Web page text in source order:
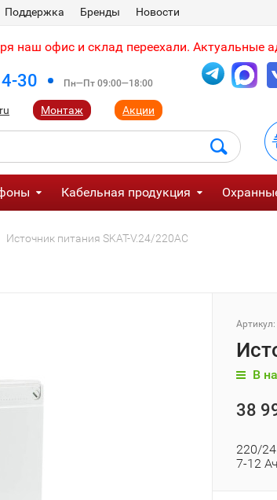
Поддержка Бренды Новости
наш офис и склад переехали. Актуальные
30 Пн—Пт 09:00—18:00
Монтаж Акции
Кабельная продукция
Источник питания SKAT-V.24/220AC
Артикул:
В
38
220/
7-12